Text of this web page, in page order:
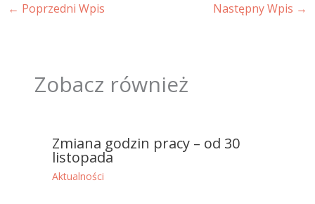
← Poprzedni Wpis Następny Wpis →
Zobacz również
Zmiana godzin pracy – od 30
listopada
Aktualności